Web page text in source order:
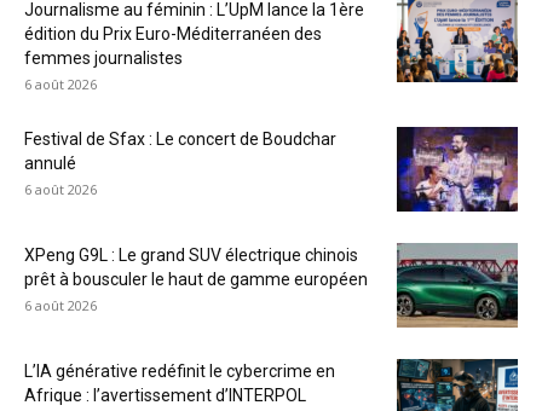
Journalisme au féminin : L’UpM lance la 1ère
édition du Prix Euro-Méditerranéen des
femmes journalistes
6 août 2026
Festival de Sfax : Le concert de Boudchar
annulé
6 août 2026
XPeng G9L : Le grand SUV électrique chinois
prêt à bousculer le haut de gamme européen
6 août 2026
L’IA générative redéfinit le cybercrime en
Afrique : l’avertissement d’INTERPOL